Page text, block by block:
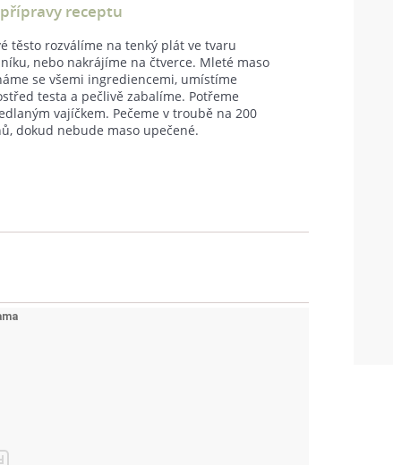
receptu
těsto rozválíme na tenký plát ve tvaru
nebo nakrájíme na čtverce. Mleté maso
se všemi ingrediencemi, umístíme
testa a pečlivě zabalíme. Potřeme
vajíčkem. Pečeme v troubě na 200
dokud nebude maso upečené.